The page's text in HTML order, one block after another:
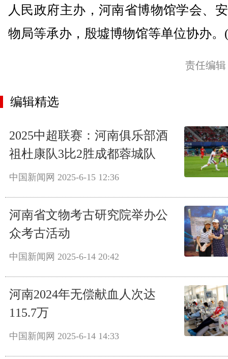
人民政府主办，河南省博物馆学会、
物局等承办，殷墟博物馆等单位协办。
责任编
编辑精选
2025中超联赛：河南俱乐部酒
祖杜康队3比2胜成都蓉城队
中国新闻网 2025-6-15 12:36
河南省文物考古研究院举办公
众考古活动
中国新闻网 2025-6-14 20:42
河南2024年无偿献血人次达
115.7万
中国新闻网 2025-6-14 14:33